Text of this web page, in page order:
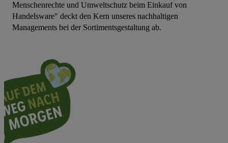
Menschenrechte und Umweltschutz beim Einkauf von
Handelsware" deckt den Kern unseres nachhaltigen
Managements bei der Sortimentsgestaltung ab.